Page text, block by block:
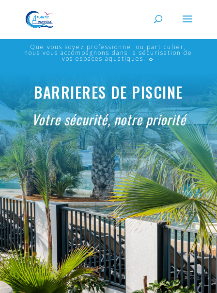
Que vous soyez professionnel ou particulier,
nous vous accompagnons dans la sécurisation de
vos espaces aquatiques. ☼
BARRIERES DE PISCINE
Votre sécurité, notre priorité